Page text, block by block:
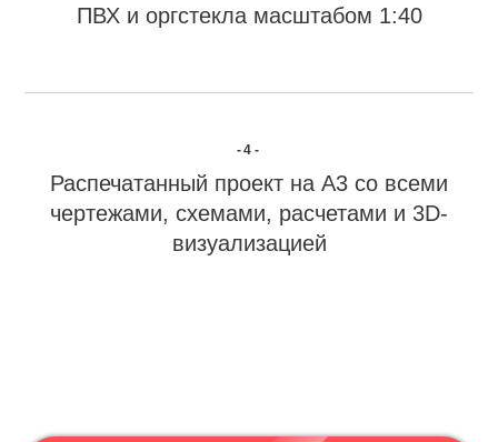
ПВХ и оргстекла масштабом 1:40
-4-
Распечатанный проект на А3 со всеми
чертежами, схемами, расчетами и 3D-
визуализацией